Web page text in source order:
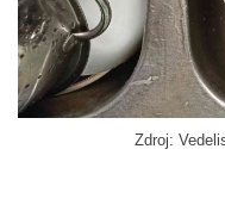
Zdroj: